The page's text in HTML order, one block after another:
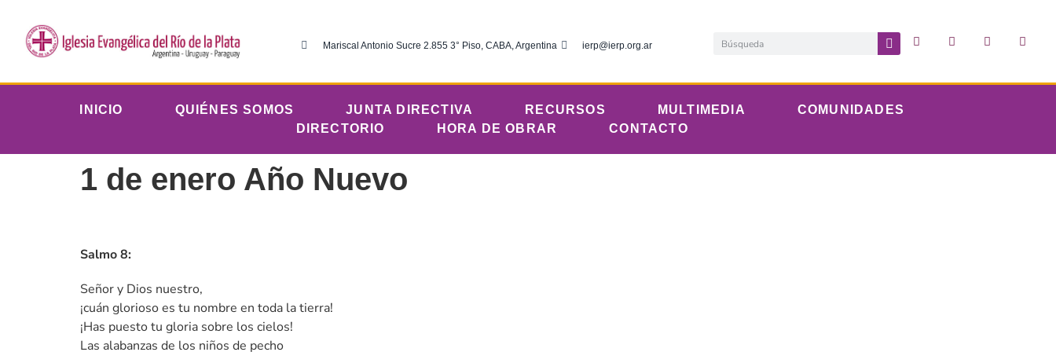
Mariscal Antonio Sucre 2.855 3° Piso, CABA, Argentina ierp@ierp.org.ar
INICIO QUIÉNES SOMOS JUNTA DIRECTIVA RECURSOS MULTIMEDIA
COMUNIDADES
DIRECTORIO
HORA DE OBRAR CONTACTO
1 de enero Año Nuevo
Salmo 8:
Señor y Dios nuestro,
¡cuán glorioso es tu nombre en toda la tierra!
¡Has puesto tu gloria sobre los cielos!
Las alabanzas de los niños de pecho